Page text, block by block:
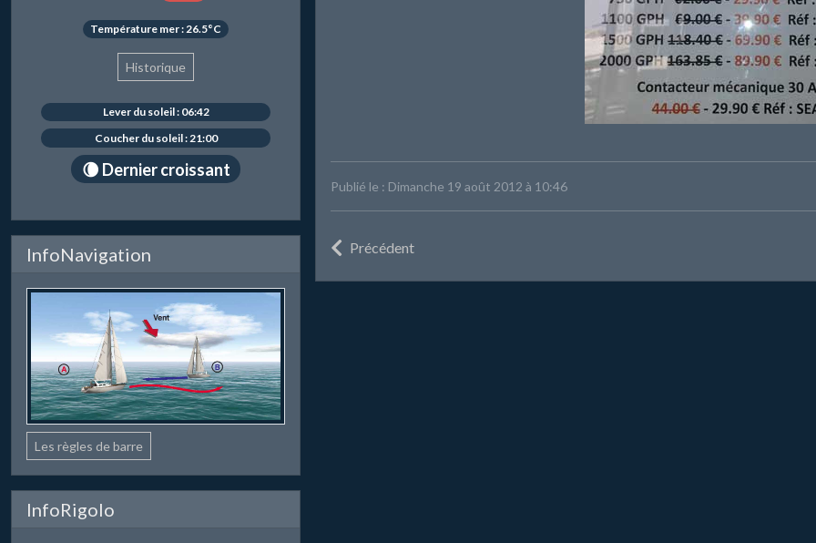
Température mer : 26.5°C
Historique
Lever du soleil : 06:42
Coucher du soleil : 21:00
🌘 Dernier croissant
InfoNavigation
Les règles de barre
InfoRigolo
Publié le : Dimanche 19 août 2012 à 10:46
Précédent